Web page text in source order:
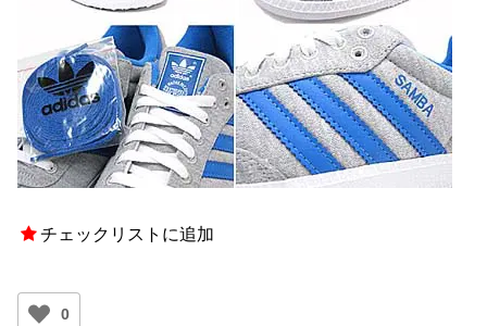
チェックリストに追加
0